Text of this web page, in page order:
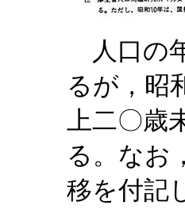
人口の
るが，昭
上二〇
る。なお
移を付記